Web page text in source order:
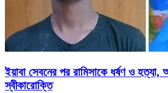
ইয়াবা সেবনের পর রামিসাকে ধর্ষণ ও
স্বীকারোক্তি